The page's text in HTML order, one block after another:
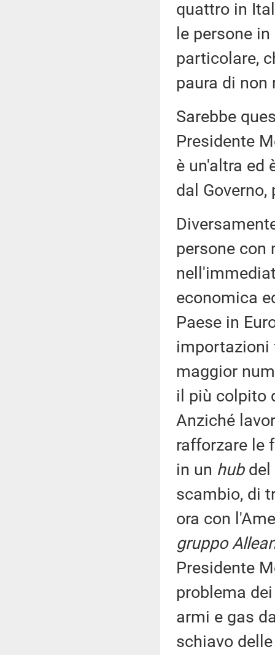
quattro in
le persone
particolare,
paura di non
Sarebbe
Presidente
è un'altra ed
dal
persone con
economica
Paese in
importazioni
maggior
il più colpito
Anziché
rafforzare le
in un hub del
scambio, di
ora con
gruppo
Presidente
problema
armi e gas
schiavo